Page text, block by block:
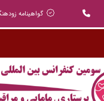
گواهینامه